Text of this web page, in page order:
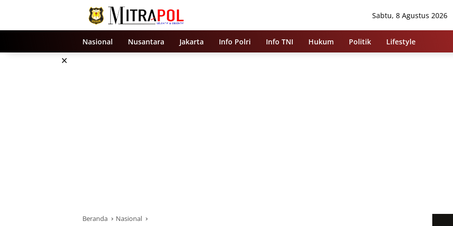
Sabtu, 8 Agustus 2026
Nasional Nusantara Jakarta Info Polri Info TNI Hukum Politik Lifestyle
×
Beranda Nasional